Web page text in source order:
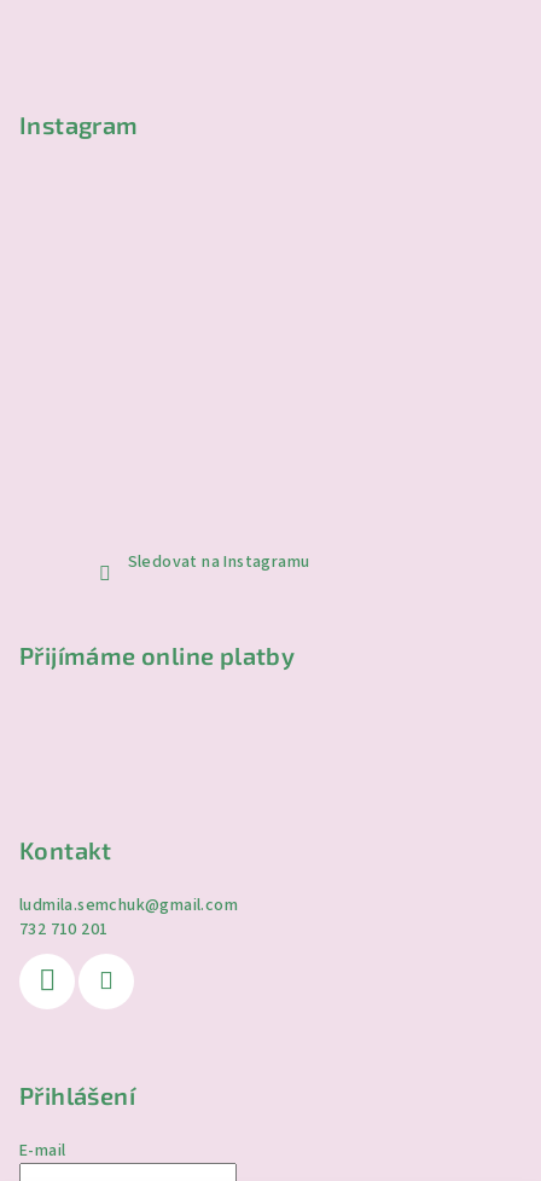
Instagram
Sledovat na Instagramu
Přijímáme online platby
Kontakt
ludmila.semchuk@gmail.com
732 710 201
Přihlášení
E-mail